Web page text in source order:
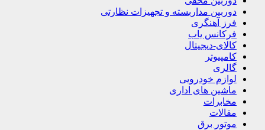
دوربین مداربسته و تجهیزات نظارتی
فرز آهنگری
فرکانس یاب
کالای-دیجیتال
کامپیوتر
گالری
لوازم خودرویی
ماشین های اداری
مخابرات
مقالات
موتور برق